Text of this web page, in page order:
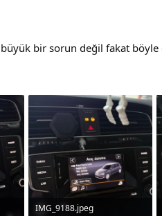
bir sorun değil fakat
IMG_9188.jpeg